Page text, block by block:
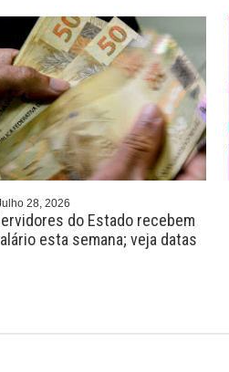
28, 2026
do Estado recebem
esta semana; veja datas